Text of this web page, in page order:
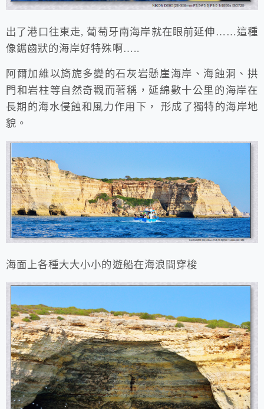
出了港口往東走, 葡萄牙南海岸就在眼前延伸……這種
像鋸齒狀的海岸好特殊啊…..
阿爾加維以旖旎多變的石灰岩懸崖海岸、海蝕洞、拱
門和岩柱等自然奇觀而著稱，延綿數十公里的海岸在
長期的海水侵蝕和風力作用下， 形成了獨特的海岸地
貌。
海面上各種大大小小的遊船在海浪間穿梭